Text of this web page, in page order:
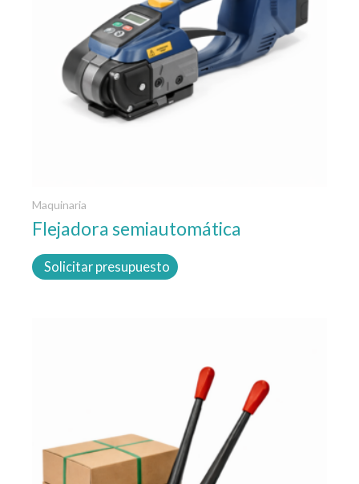
Maquinaria
Flejadora semiautomática
Solicitar presupuesto